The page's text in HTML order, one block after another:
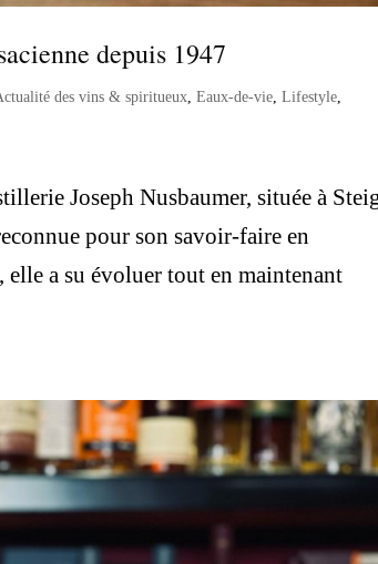
depuis 1947
des vins & spiritueux,Eaux-de-vie,Lifestyle,
Joseph Nusbaumer, située à
pour son savoir-faire en
a su évoluer tout en maintenant